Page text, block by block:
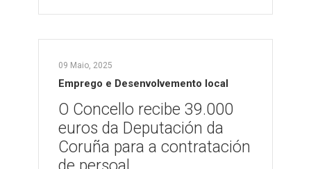
09 Maio, 2025
Emprego e Desenvolvemento local
O Concello recibe 39.000
euros da Deputación da
Coruña para a contratación